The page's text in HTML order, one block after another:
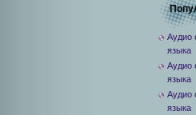
Аудио
языка
Аудио
языка
Аудио
языка